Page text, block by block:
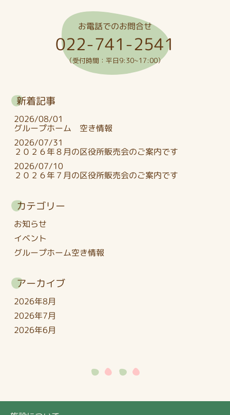
お電話でのお問合せ
022-741-2541
（受付時間：平日9:30~17:00）
新着記事
2026/08/01
グループホーム 空き情報
2026/07/31
２０２６年８月の区役所販売会のご案内です
2026/07/10
２０２６年７月の区役所販売会のご案内です
カテゴリー
お知らせ
イベント
グループホーム空き情報
アーカイブ
2026年8月
2026年7月
2026年6月